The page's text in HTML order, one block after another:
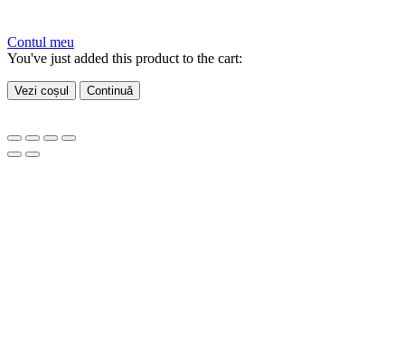
Contul meu
You've just added this product to the cart:
Vezi coșul Continuă